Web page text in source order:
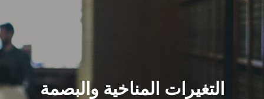
عن الجامعة
القطاعـات
الشئون الأكاديميةالتغيرات المناخية والبصمة